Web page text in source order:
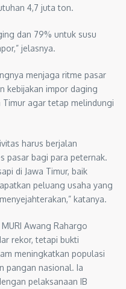
4,7 juta ton.
dan 79% untuk susu
jelasnya.
menjaga ritme pasar
kebijakan impor daging
Timur agar tetap melindungi
harus berjalan
pasar bagi para peternak.
di Jawa Timur, baik
peluang usaha yang
katanya.
Awang Rahargo
rekor, tetapi bukti
meningkatkan populasi
pangan nasional. Ia
pelaksanaan IB